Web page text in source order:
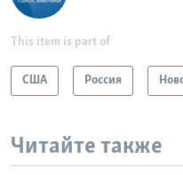
This item is part of
США Россия
Читайте также